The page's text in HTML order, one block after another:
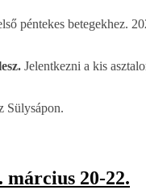
péntekes betegekhez.
Jelentkezni a kis
Sülysápon.
20-22.